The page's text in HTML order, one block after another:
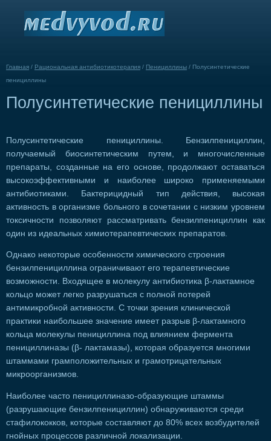
Главная / Рациональная антибиотикотерапия / Пенициллины / Полусинтетические
пенициллины
Полусинтетические пенициллины
Полусинтетические пенициллины. Бензилпенициллин,
получаемый биосинтетическим путем, и многочисленные
препараты, созданные на его основе, продолжают оставаться
высокоэффективными и наиболее широко применяемыми
антибиотиками. Бактерицидный тип действия, высокая
активность в организме больного в сочетании с низким уровнем
токсичности позволяют рассматривать бензилпенициллин как
один из идеальных химиотерапевтических препаратов.
Однако некоторые особенности химического строения
бензилпенициллина ограничивают его терапевтические
возможности. Входящее в молекулу антибиотика β-лактамное
кольцо может легко разрушаться с полной потерей
антимикробной активности. С точки зрения клинической
практики наибольшее значение имеет разрыв β-лактамного
кольца молекулы пенициллина под влиянием фермента
пенициллиназы (β- лактамазы), которая образуется многими
штаммами грамположительных и грамотрицательных
микроорганизмов.
Наиболее часто пенициллиназо-образующие штаммы
(разрушающие бензилпенициллин) обнаруживаются среди
стафилококков, которые составляют до 80% всех возбудителей
гнойных процессов различной локализации.